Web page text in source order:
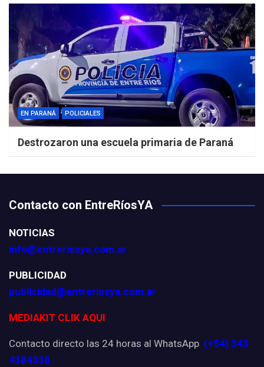
EN PARANÁ POLICIALES
Destrozaron una escuela primaria de Paraná
Contacto con EntreRíosYA
NOTICIAS
info@entreriosya.com.ar
PUBLICIDAD
publicidad@entreriosya.com.ar
MEDIAKIT CLIK AQUI
Contacto directo las 24 horas al WhatsApp (+54) 343
4384338